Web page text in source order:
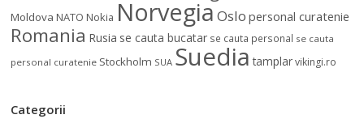
Moldova NATO Nokia NorvegiaOslo personal curatenie
Romania Rusia se cauta bucatar se cauta personal se cauta
personal curatenie Stockholm SUA Suedia tamplar vikingi.ro
Categorii